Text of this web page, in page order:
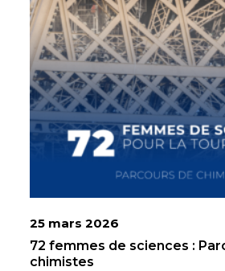
25 mars 2026
72 femmes de sciences :
chimistes